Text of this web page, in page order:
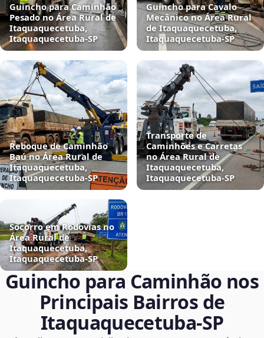
Guincho para Caminhão
Pesado no Área Rural de
Itaquaquecetuba,
Itaquaquecetuba‑SP
Guincho para Cavalo
Mecânico no Área Rural
de Itaquaquecetuba,
Itaquaquecetuba‑SP
Reboque de Caminhão
Baú no Área Rural de
Itaquaquecetuba,
Itaquaquecetuba‑SP
Transporte de
Caminhões e Carretas
no Área Rural de
Itaquaquecetuba,
Itaquaquecetuba‑SP
Socorro em Rodovias no
Área Rural de
Itaquaquecetuba,
Itaquaquecetuba‑SP
Guincho para Caminhão nos
Principais Bairros de
Itaquaquecetuba‑SP